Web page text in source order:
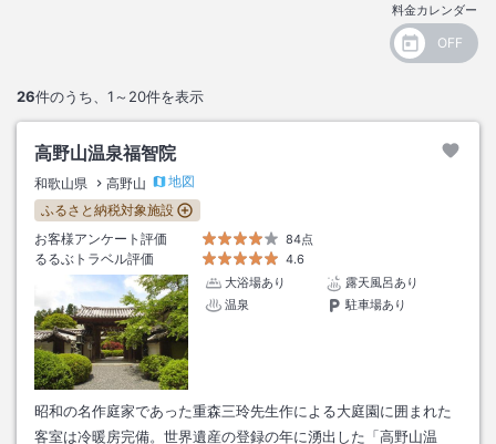
料金カレンダー
26件のうち、 1～20件を表示
高野山温泉福智院
和歌山県 高野山
地図
ふるさと納税対象施設
お客様アンケート評価
84点
るるぶトラベル評価
4.6
大浴場あり
露天風呂あり
温泉
駐車場あり
昭和の名作庭家であった重森三玲先生作による大庭園に囲まれた
客室は冷暖房完備。世界遺産の登録の年に湧出した「高野山温